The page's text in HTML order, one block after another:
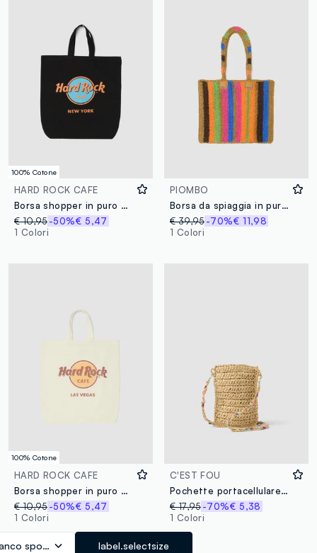
100% Cotone
HARD ROCK CAFE
Borsa shopper in puro cotone nero con logo Hard Rock Cafe
€ 10,95-50%€ 5,47
1 Colori
PIOMBO
Borsa da spiaggia in puro tessuto carta a righe multicolor
€ 39,95 -70%€ 11,98
1 Colori
100% Cotone
HARD ROCK CAFE
Borsa shopper in puro cotone bianca con logo Hard Rock Cafe
€ 10,95-50%€ 5,47
1 Colori
sporco label.selectsize
C'EST FOU
Pochette portacellulare beige in puro tessuto carta
€ 17,95 -70%€ 5,38
1 Colori